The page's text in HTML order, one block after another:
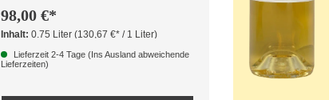
98,00 €*
Inhalt:0.75 Liter(130,67 €* / 1 Liter)
Lieferzeit 2-4 Tage (Ins Ausland abweichende
Lieferzeiten)